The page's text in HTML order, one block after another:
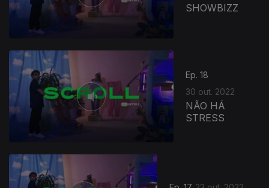
SHOWBIZZ
Ep. 18
30 out. 2022
NÃO HÁ
STRESS